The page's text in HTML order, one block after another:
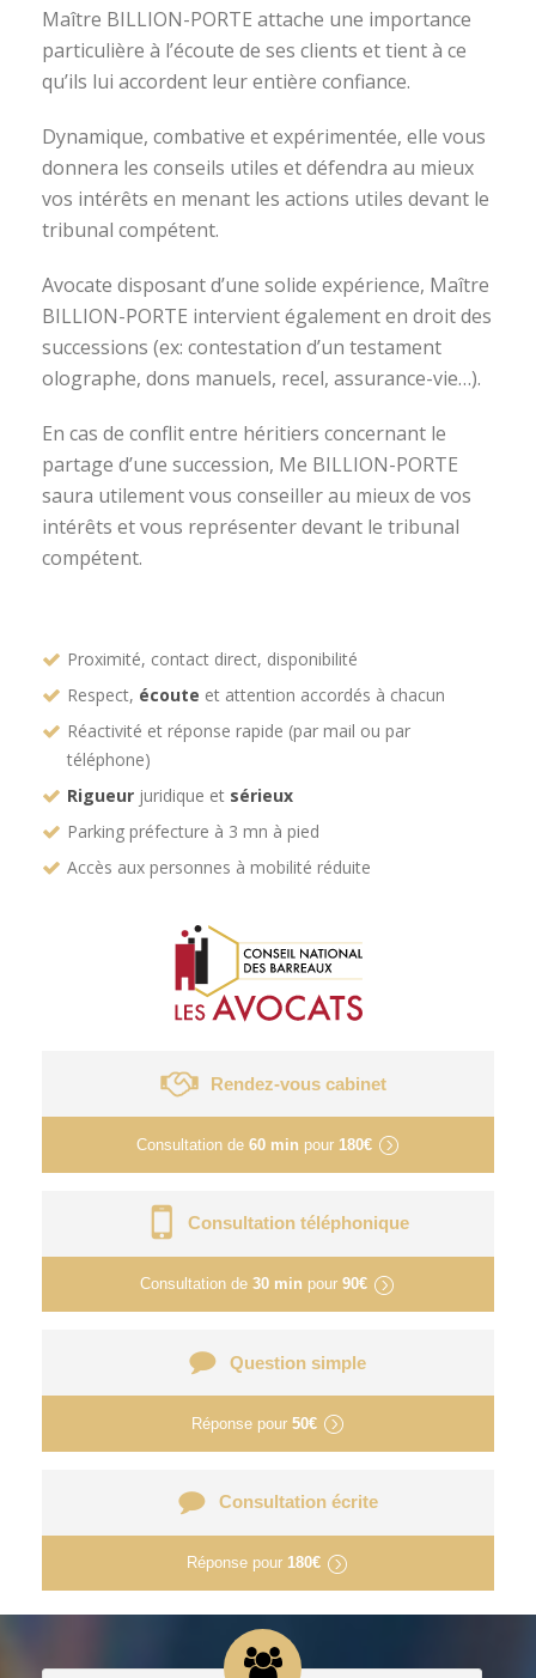
Maître BILLION-PORTE attache une importance
particulière à l’écoute de ses clients et tient à ce
qu’ils lui accordent leur entière confiance.
Dynamique, combative et expérimentée, elle vous
donnera les conseils utiles et défendra au mieux
vos intérêts en menant les actions utiles devant le
tribunal compétent.
Avocate disposant d’une solide expérience, Maître
BILLION-PORTE intervient également en droit des
successions (ex: contestation d’un testament
olographe, dons manuels, recel, assurance-vie…).
En cas de conflit entre héritiers concernant le
partage d’une succession, Me BILLION-PORTE
saura utilement vous conseiller au mieux de vos
intérêts et vous représenter devant le tribunal
compétent.
Proximité, contact direct, disponibilité
Respect, écoute et attention accordés à chacun
Réactivité et réponse rapide (par mail ou par
téléphone)
Rigueur juridique et sérieux
Parking préfecture à 3 mn à pied
Accès aux personnes à mobilité réduite
Rendez-vous cabinet
Consultation de 60 min pour 180€
Consultation téléphonique
Consultation de 30 min pour 90€
Question simple
Réponse pour 50€
Consultation écrite
Réponse pour 180€